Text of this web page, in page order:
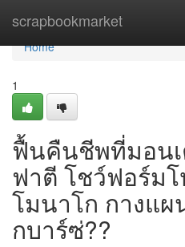
scrapbookmarket
Home
Home
1
ฟื้นคืนชีพที่มอน
ฟาตี โชว์ฟอร์ม
โมนาโก กางแ
กบาร์ซ่??